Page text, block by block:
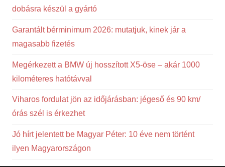
dobásra készül a gyártó
Garantált bérminimum 2026: mutatjuk, kinek jár a
magasabb fizetés
Megérkezett a BMW új hosszított X5-öse – akár 1000
kilométeres hatótávval
Viharos fordulat jön az időjárásban: jégeső és 90 km/
órás szél is érkezhet
Jó hírt jelentett be Magyar Péter: 10 éve nem történt
ilyen Magyarországon